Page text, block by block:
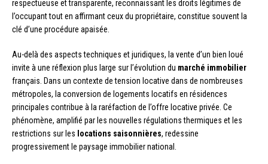
respectueuse et transparente, reconnaissant les droits légitimes de
l’occupant tout en affirmant ceux du propriétaire, constitue souvent la
clé d’une procédure apaisée.
Au-delà des aspects techniques et juridiques, la vente d’un bien loué
invite à une réflexion plus large sur l’évolution du marché immobilier
français. Dans un contexte de tension locative dans de nombreuses
métropoles, la conversion de logements locatifs en résidences
principales contribue à la raréfaction de l’offre locative privée. Ce
phénomène, amplifié par les nouvelles régulations thermiques et les
restrictions sur les locations saisonnières, redessine
progressivement le paysage immobilier national.